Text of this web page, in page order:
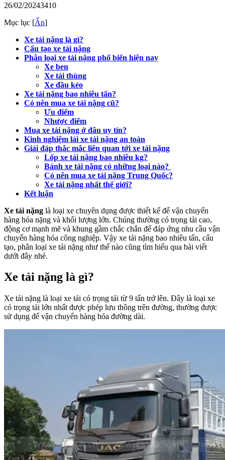
26/02/20243410
Mục lục [Ẩn]
Xe tải nặng là gì?
Cấu tạo xe tải nặng
Phân loại xe tải nặng phổ biến hiện nay
Xe ben
Xe tải thùng
Xe đầu kéo
Xe tải nặng bao nhiêu tấn?
Có nên mua xe tải nặng cũ?
Ưu điểm
Nhược điểm
Mua xe tải nặng ở đâu uy tín?
Kinh nghiệm lái xe tải nặng an toàn
Giải đáp thắc mắc liên quan tới xe tải nặng
Lốp xe tải nặng bao nhiêu kg?
Bánh xe tải nặng có những loại nào?
Có nên mua xe tải nặng Trung Quốc?
Xe tải nặng nhất thế giới?
Kết luận
Xe tải nặng là loại xe chuyên dụng được thiết kế để vận chuyển
hàng hóa nặng và khối lượng lớn. Chúng thường có trọng tải cao,
động cơ mạnh mẽ và khung gầm chắc chắn để đáp ứng nhu cầu vận
chuyển hàng hóa công nghiệp. Vậy xe tải nặng bao nhiêu tấn, cấu
tạo, phân loại xe tải nặng như thế nào cũng tìm hiểu qua bài viết
dưới đây nhé.
Xe tải nặng là gì?
Xe tải nặng là loại xe tải có trọng tải từ 9 tấn trở lên. Đây là loại xe
có trọng tải lớn nhất được phép lưu thông trên đường, thường được
sử dụng để vận chuyển hàng hóa đường dài.